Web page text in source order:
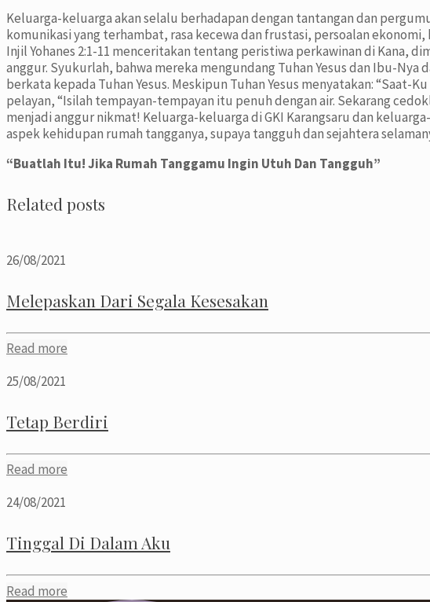
Keluarga-keluarga akan selalu berhadapan dengan tantangan dan
komunikasi yang terhambat, rasa kecewa dan frustasi, persoalan
Injil Yohanes 2:1-11 menceritakan tentang peristiwa perkawinan di Kana,
anggur. Syukurlah, bahwa mereka mengundang Tuhan Yesus dan Ibu-
berkata kepada Tuhan Yesus. Meskipun Tuhan Yesus menyatakan: “Saat-
pelayan, “Isilah tempayan-tempayan itu penuh dengan air. Sekarang
menjadi anggur nikmat! Keluarga-keluarga di GKI Karangsaru dan
aspek kehidupan rumah tangganya, supaya tangguh dan sejahtera
“Buatlah Itu! Jika Rumah Tanggamu Ingin Utuh Dan Tangguh”
Related posts
26/08/2021
Melepaskan Dari Segala Kesesakan
Read more
25/08/2021
Tetap Berdiri
Read more
24/08/2021
Tinggal Di Dalam Aku
Read more